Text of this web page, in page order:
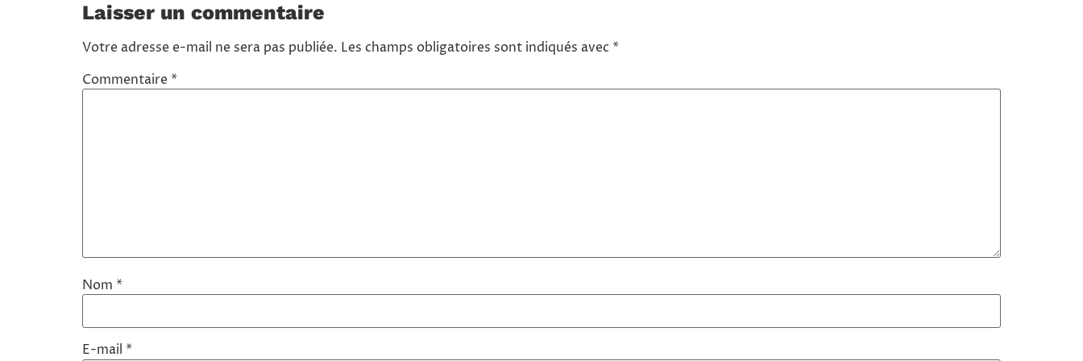
Laisser un commentaire
Votre adresse e-mail ne sera pas publiée. Les champs obligatoires sont indiqués avec*
Commentaire*
Nom *
E-mail *